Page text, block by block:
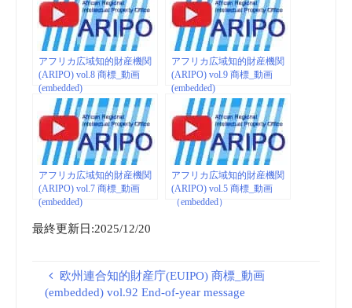
アフリカ広域知的財産機関
(ARIPO) vol.8 商標_動画
(embedded)
アフリカ広域知的財産機関
(ARIPO) vol.9 商標_動画
(embedded)
アフリカ広域知的財産機関
(ARIPO) vol.7 商標_動画
(embedded)
アフリカ広域知的財産機関
(ARIPO) vol.5 商標_動画
（embedded）
最終更新日:2025/12/20
欧州連合知的財産庁(EUIPO) 商標_動画
(embedded) vol.92 End-of-year message